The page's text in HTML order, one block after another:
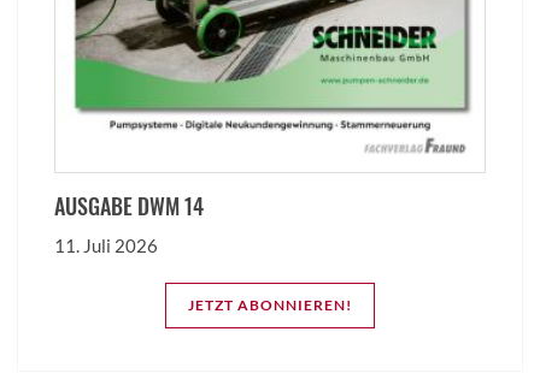
AUSGABE DWM 14
11. Juli 2026
JETZT ABONNIEREN!